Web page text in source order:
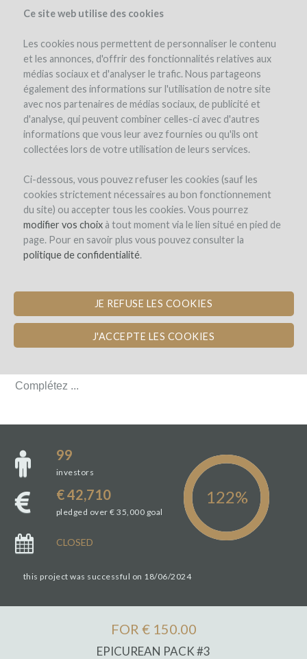
Ce site web utilise des cookies
Les cookies nous permettent de personnaliser le contenu
et les annonces, d'offrir des fonctionnalités relatives aux
médias sociaux et d'analyser le trafic. Nous partageons
également des informations sur l'utilisation de notre site
avec nos partenaires de médias sociaux, de publicité et
d'analyse, qui peuvent combiner celles-ci avec d'autres
informations que vous leur avez fournies ou qu'ils ont
collectées lors de votre utilisation de leurs services.
Ci-dessous, vous pouvez refuser les cookies (sauf les
cookies strictement nécessaires au bon fonctionnement
du site) ou accepter tous les cookies. Vous pourrez
modifier vos choixà tout moment via le lien situé en pied de
page. Pour en savoir plus vous pouvez consulter la
politique de confidentialité.
JE REFUSE LES COOKIES
J'ACCEPTE LES COOKIES
the project
Château Carpe Diem
PLANTING WHITE GRAPE VARIETIES
AND VINEYARD HEDGES
DÉTAILS DU PROJET
DÉTAILS DU PROJET
Complétez ...
99
investors
€ 42,710
pledged over € 35,000 goal
CLOSED
this project was successful on 18/06/2024
FOR € 150.00
EPICUREAN PACK #3